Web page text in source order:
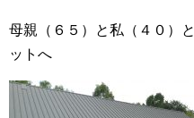
母親（６５）と私（４０）
ットへ